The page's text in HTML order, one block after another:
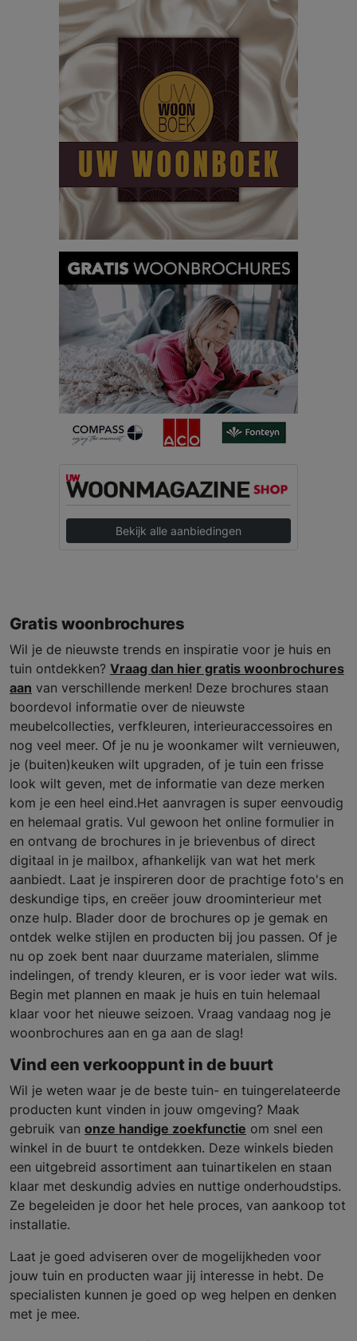
Bekijk alle aanbiedingen
Gratis woonbrochures
Wil je de nieuwste trends en inspiratie voor je huis en
tuin ontdekken? Vraag dan hier gratis woonbrochures
aan van verschillende merken! Deze brochures staan
boordevol informatie over de nieuwste
meubelcollecties, verfkleuren, interieuraccessoires en
nog veel meer. Of je nu je woonkamer wilt vernieuwen,
je (buiten)keuken wilt upgraden, of je tuin een frisse
look wilt geven, met de informatie van deze merken
kom je een heel eind.Het aanvragen is super eenvoudig
en helemaal gratis. Vul gewoon het online formulier in
en ontvang de brochures in je brievenbus of direct
digitaal in je mailbox, afhankelijk van wat het merk
aanbiedt. Laat je inspireren door de prachtige foto's en
deskundige tips, en creëer jouw droominterieur met
onze hulp. Blader door de brochures op je gemak en
ontdek welke stijlen en producten bij jou passen. Of je
nu op zoek bent naar duurzame materialen, slimme
indelingen, of trendy kleuren, er is voor ieder wat wils.
Begin met plannen en maak je huis en tuin helemaal
klaar voor het nieuwe seizoen. Vraag vandaag nog je
woonbrochures aan en ga aan de slag!
Vind een verkooppunt in de buurt
Wil je weten waar je de beste tuin- en tuingerelateerde
producten kunt vinden in jouw omgeving? Maak
gebruik van onze handige zoekfunctie om snel een
winkel in de buurt te ontdekken. Deze winkels bieden
een uitgebreid assortiment aan tuinartikelen en staan
klaar met deskundig advies en nuttige onderhoudstips.
Ze begeleiden je door het hele proces, van aankoop tot
installatie.
Laat je goed adviseren over de mogelijkheden voor
jouw tuin en producten waar jij interesse in hebt. De
specialisten kunnen je goed op weg helpen en denken
met je mee.